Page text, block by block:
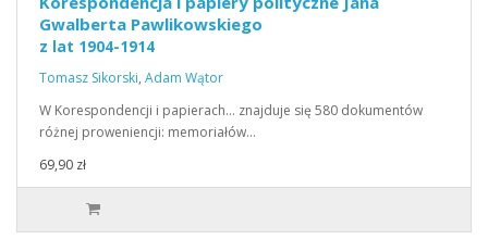
Gwalberta Pawlikowskiego
z lat 1904-1914
Tomasz Sikorski, Adam Wątor
W Korespondencji i papierach… znajduje się 580 dokumentów
różnej proweniencji: memoriałów…
69,90 zł